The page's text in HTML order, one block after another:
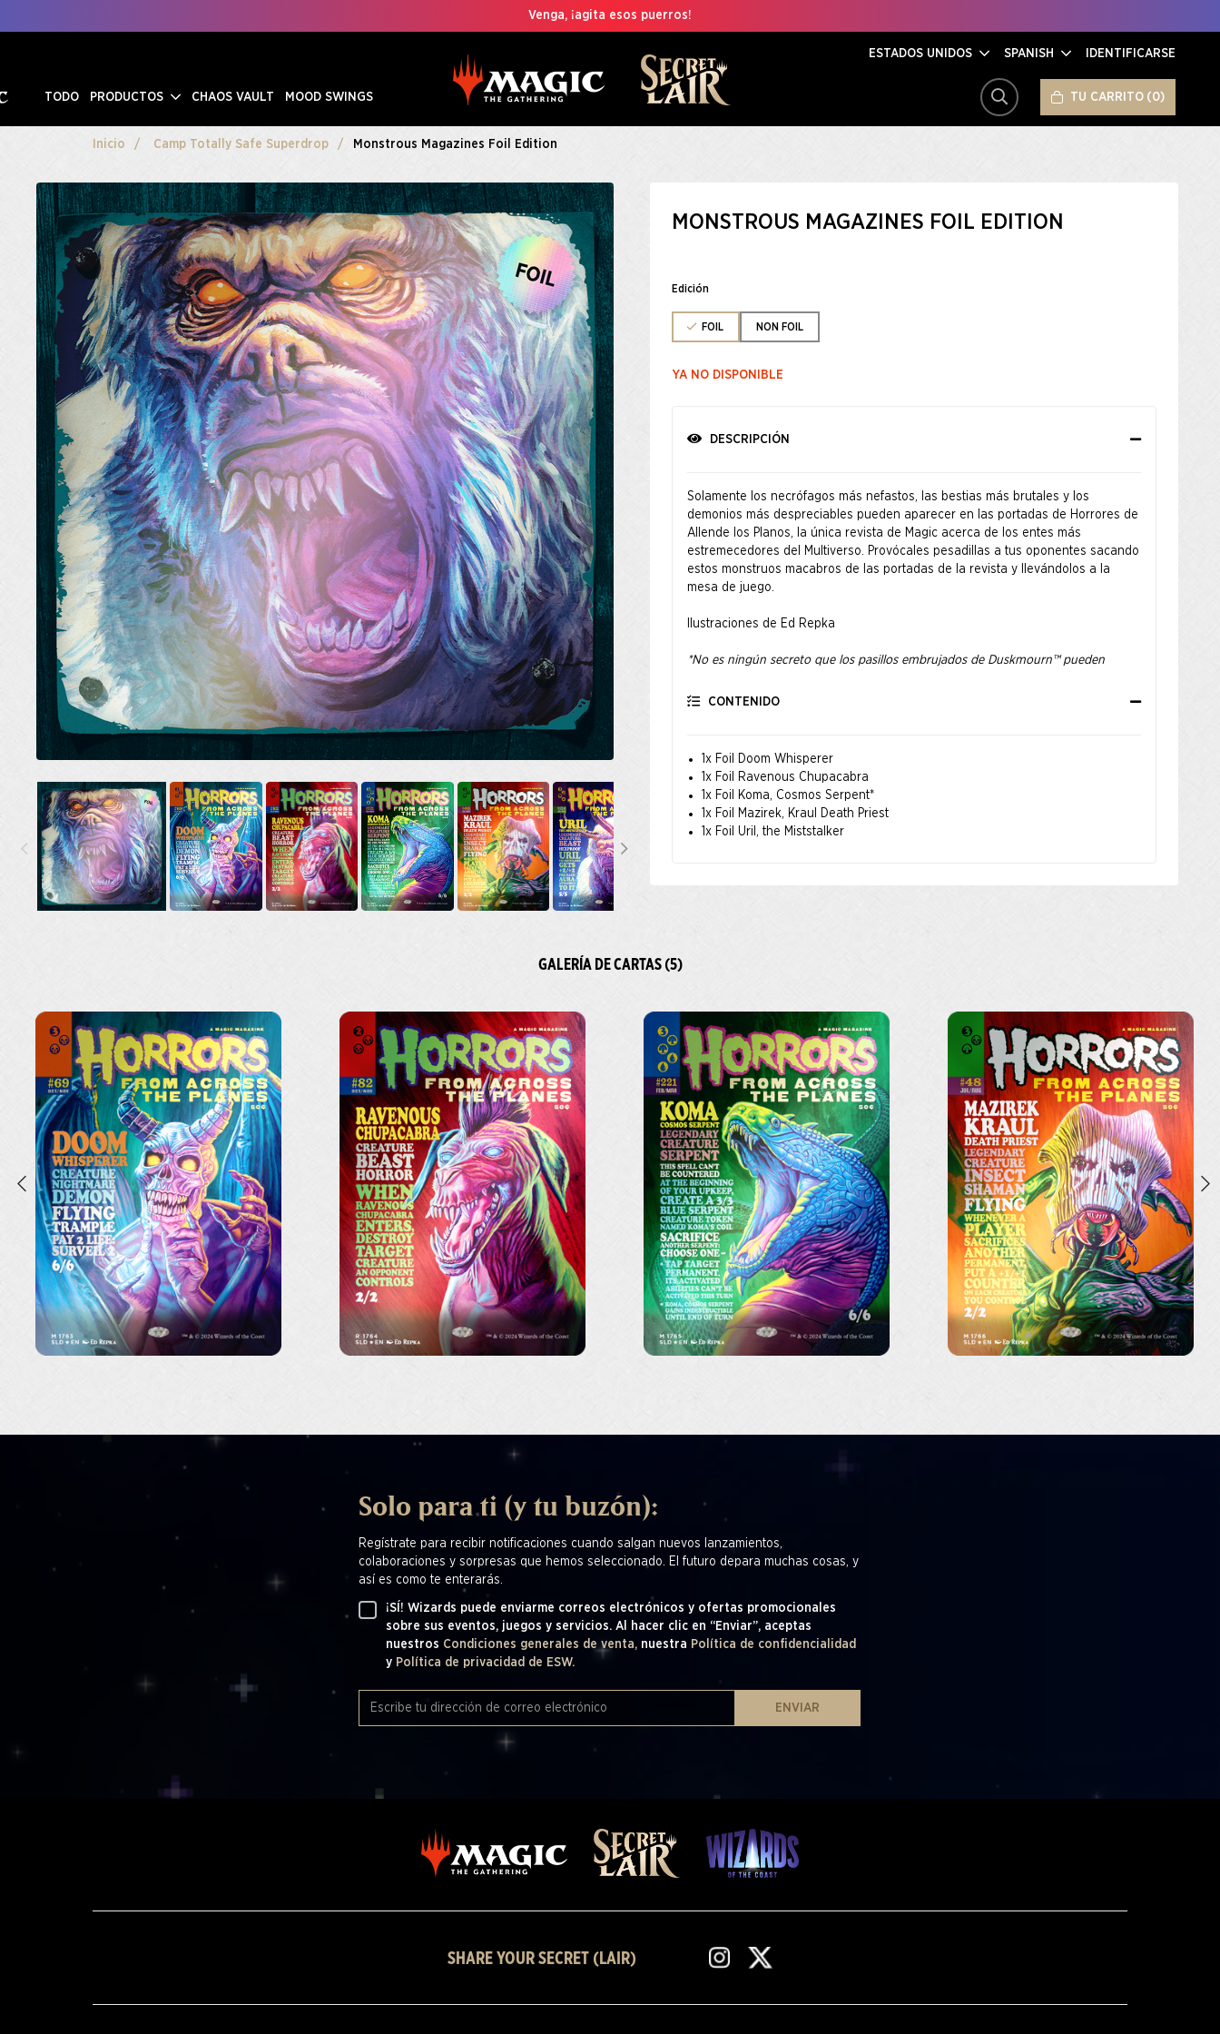
Venga, ¡agita esos puerros!
ESTADOS UNIDOS SPANISH IDENTIFICARSE
TODO PRODUCTOS CHAOS VAULT MOOD SWINGS BUSCAR TU CARRITO 0
Inicio Camp Totally Safe Superdrop Monstrous Magazines Foil Edition
MONSTROUS MAGAZINES FOIL EDITION
Edición
FOIL NON FOIL
YA NO DISPONIBLE
DESCRIPCIÓN
Solamente los necrófagos más nefastos, las bestias más brutales y los
demonios más despreciables pueden aparecer en las portadas de Horrores de
Allende los Planos, la única revista de Magic acerca de los entes más
estremecedores del Multiverso. Provócales pesadillas a tus oponentes sacando
estos monstruos macabros de las portadas de la revista y llevándolos a la
mesa de juego.
Ilustraciones de Ed Repka
*No es ningún secreto que los pasillos embrujados de Duskmourn™ pueden
el drop de Monstrous Magazines, la carta 'Koma, la Serpiente Cósmica' tiene un
5 USD en este drop, cortesía de la Casa.
CONTENIDO
1x Foil Doom Whisperer
1x Foil Ravenous Chupacabra
1x Foil Koma, Cosmos Serpent*
1x Foil Mazirek, Kraul Death Priest
1x Foil Uril, the Miststalker
GALERÍA DE CARTAS (5)
Solo para ti (y tu buzón):
Regístrate para recibir notificaciones cuando salgan nuevos lanzamientos,
colaboraciones y sorpresas que hemos seleccionado. El futuro depara muchas cosas, y
así es como te enterarás.
¡SÍ! Wizards puede enviarme correos electrónicos y ofertas promocionales
sobre sus eventos, juegos y servicios. Al hacer clic en “Enviar”, aceptas
nuestros Condiciones generales de venta, nuestra Política de confidencialidad
y Política de privacidad de ESW.
ENVIAR
SHARE YOUR SECRET (LAIR)